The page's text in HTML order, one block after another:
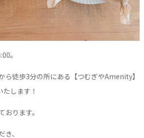
。
ら徒歩3分の所にある【つむぎやAmenity】
します！
ります。
、